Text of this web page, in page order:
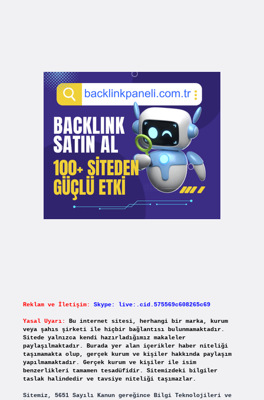
Reklam ve İletişim: Skype: live:.cid.575569c608265c69
Yasal Uyarı:
Bu internet sitesi, herhangi bir marka, kurum
veya şahıs şirketi ile hiçbir bağlantısı bulunmamaktadır.
Sitede yalnızca kendi hazırladığımız makaleler
paylaşılmaktadır. Burada yer alan içerikler haber niteliği
taşımamakta olup, gerçek kurum ve kişiler hakkında paylaşım
yapılmamaktadır. Gerçek kurum ve kişiler ile isim
benzerlikleri tamamen tesadüfidir. Sitemizdeki bilgiler
taslak halindedir ve tavsiye niteliği taşımazlar.
Sitemiz, 5651 Sayılı Kanun gereğince Bilgi Teknolojileri ve